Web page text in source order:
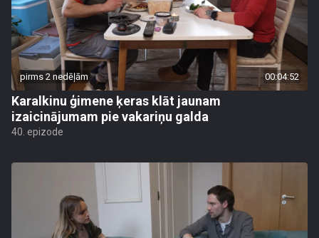
pirms 2 nedēļām 00:04:52
Karalkinu ģimene ķeras klāt jaunam
izaicinājumam pie vakariņu galda
40. epizode